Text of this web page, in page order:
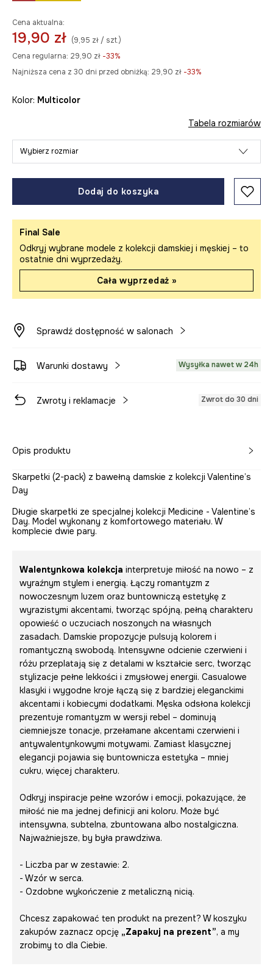
Cena aktualna:
19,90 zł (9,95 zł / szt.)
Cena regularna: 29,90 zł -33%
Najniższa cena z 30 dni przed obniżką: 29,90 zł -33%
Kolor: multicolor
Tabela rozmiarów
Wybierz rozmiar
Dodaj do koszyka
Final Sale
Odkryj wybrane modele z kolekcji damskiej i męskiej – to
ostatnie dni wyprzedaży.
Cała wyprzedaż »
Sprawdź dostępność w salonach
Warunki dostawy Wysyłka nawet w 24h
Zwroty i reklamacje Zwrot do 30 dni
Opis produktu
Skarpetki (2-pack) z bawełną damskie z kolekcji Valentine’s
Day
Długie skarpetki ze specjalnej kolekcji Medicine - Valentine’s
Day. Model wykonany z komfortowego materiału. W
komplecie dwie pary.
Walentynkowa kolekcja interpretuje miłość na nowo – z
wyraźnym stylem i energią. Łączy romantyzm z
nowoczesnym luzem oraz buntowniczą estetykę z
wyrazistymi akcentami, tworząc spójną, pełną charakteru
opowieść o uczuciach noszonych na własnych
zasadach. Damskie propozycje pulsują kolorem i
romantyczną swobodą. Intensywne odcienie czerwieni i
różu przeplatają się z detalami w kształcie serc, tworząc
stylizacje pełne lekkości i zmysłowej energii. Casualowe
klasyki i wygodne kroje łączą się z bardziej eleganckimi
akcentami i kobiecymi dodatkami. Męska odsłona kolekcji
prezentuje romantyzm w wersji rebel – dominują
ciemniejsze tonacje, przełamane akcentami czerwieni i
antywalentynkowymi motywami. Zamiast klasycznej
elegancji pojawia się buntownicza estetyka – mniej
cukru, więcej charakteru.
Odkryj inspiracje pełne wzorów i emocji, pokazujące, że
miłość nie ma jednej definicji ani koloru. Może być
intensywna, subtelna, zbuntowana albo nostalgiczna.
Najważniejsze, by była prawdziwa.
- Liczba par w zestawie: 2.
- Wzór w serca.
- Ozdobne wykończenie z metaliczną nicią.
Chcesz zapakować ten produkt na prezent? W koszyku
zakupów zaznacz opcję „Zapakuj na prezent”, a my
zrobimy to dla Ciebie.